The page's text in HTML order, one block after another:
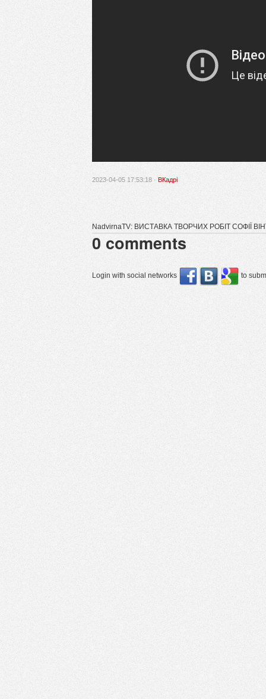
2023-04-05 17:53:18 · ВКадрі
NadvirnaTV: ВИСТАВКА ТВОРЧИХ РОБІТ СОФІЇ
0 comments
Login with social networks to